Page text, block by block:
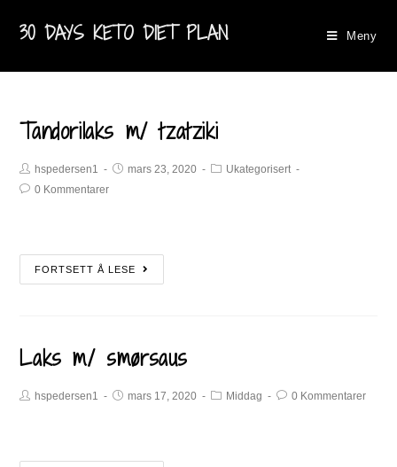
30 DAYS KETO DIET PLAN Meny
Tandorilaks m/ tzatziki
hspedersen1 mars 23, 2020
Ukategorisert
0 Kommentarer
FORTSETT Å LESE
Laks m/ smørsaus
hspedersen1 mars 17, 2020 Middag 0 Kommentarer